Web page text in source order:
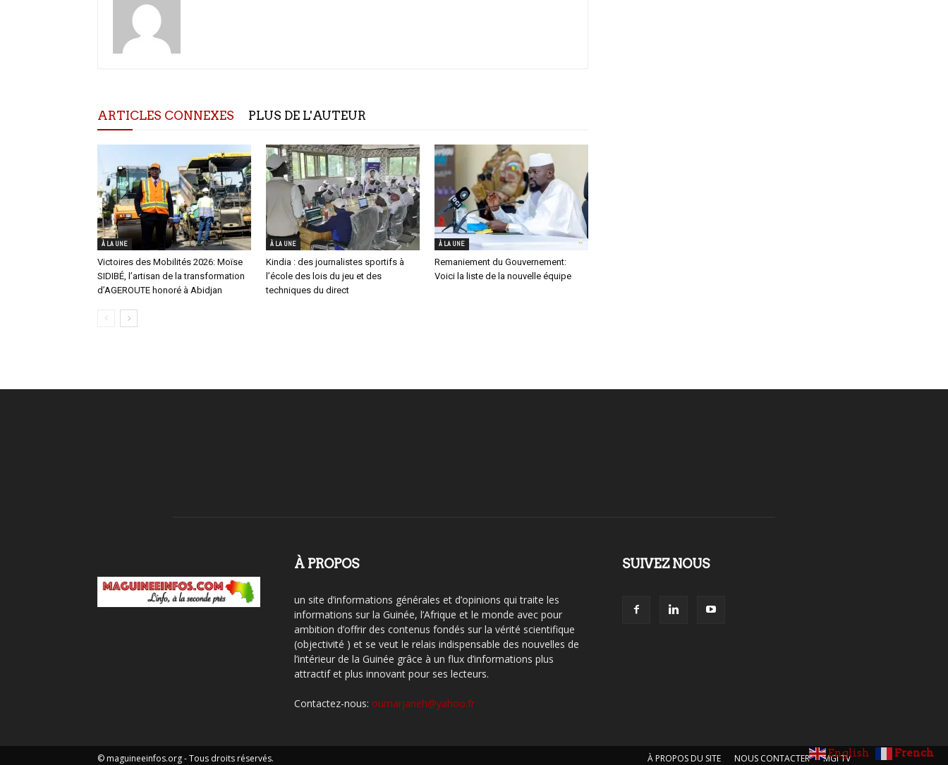
ARTICLES CONNEXES PLUS DE L'AUTEUR
À LA UNE
Victoires des Mobilités 2026: Moïse
SIDIBÉ, l’artisan de la transformation
d’AGEROUTE honoré à Abidjan
À LA UNE
Kindia : des journalistes sportifs à
l’école des lois du jeu et des
techniques du direct
À LA UNE
Remaniement du Gouvernement:
Voici la liste de la nouvelle équipe
À PROPOS
un site d’informations générales et d’opinions qui traite les
informations sur la Guinée, l’Afrique et le monde avec pour
ambition d’offrir des contenus fondés sur la vérité scientifique
(objectivité ) et se veut le relais indispensable des nouvelles de
l’intérieur de la Guinée grâce à un flux d’informations plus
attractif et plus innovant pour ses lecteurs.
Contactez-nous: oumarjaneh@yahoo.fr
SUIVEZ NOUS
À PROPOS DU SITE NOUS CONTACTER MGI TV
© maguineeinfos.org - Tous droits réservés. English French